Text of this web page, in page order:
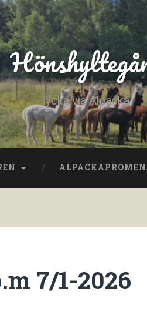
lycka via Alpacka
7/1-2026